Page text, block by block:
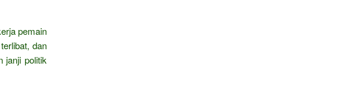
pemain
dan
janji politik